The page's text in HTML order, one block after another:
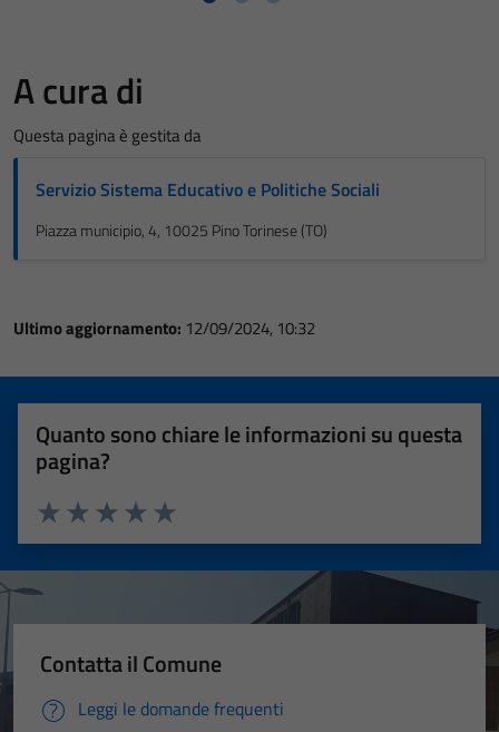
A cura di
Questa pagina è gestita da
Servizio Sistema Educativo e Politiche Sociali
Piazza municipio, 4, 10025 Pino Torinese (TO)
Ultimo aggiornamento: 12/09/2024, 10:32
Quanto sono chiare le informazioni su questa
pagina?
Valuta 5 stelle su 5
Valuta 4 stelle su 5
Valuta 3 stelle su 5
Valuta 2 stelle su 5
Valuta 1 stelle su 5
Contatta il Comune
Leggi le domande frequenti
sono necessari
possono
non raccolgono
informazioni
personali.